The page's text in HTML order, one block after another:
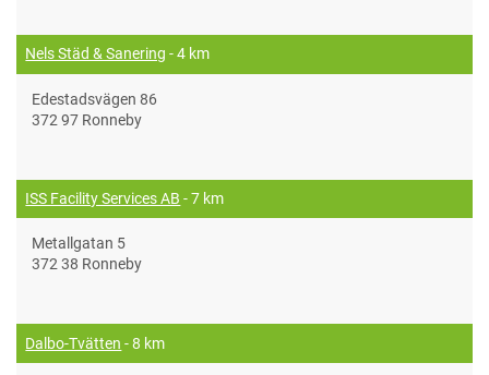
Nels Städ & Sanering - 4 km
Edestadsvägen 86
372 97 Ronneby
ISS Facility Services AB - 7 km
Metallgatan 5
372 38 Ronneby
Dalbo-Tvätten - 8 km